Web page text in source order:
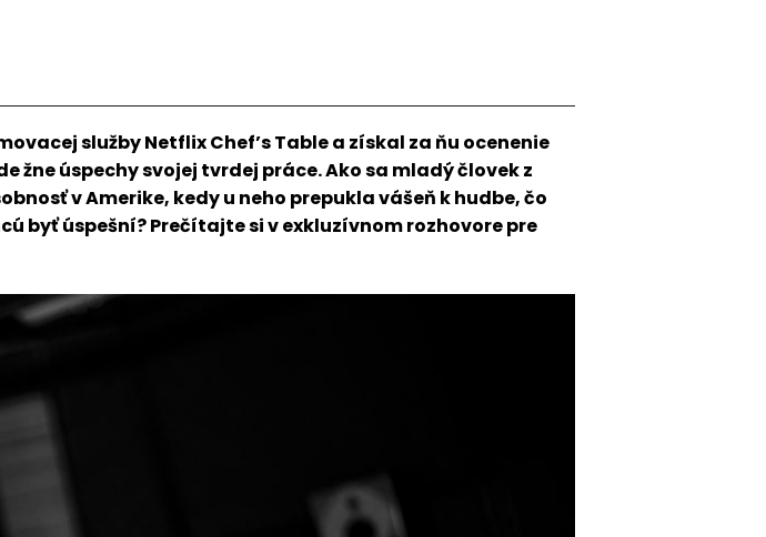
služby Netflix Chef’s Table a získal za ňu ocenenie
žne úspechy svojej tvrdej práce. Ako sa mladý človek z
v Amerike, kedy u neho prepukla vášeň k hudbe, čo
byť úspešní? Prečítajte si v exkluzívnom rozhovore pre